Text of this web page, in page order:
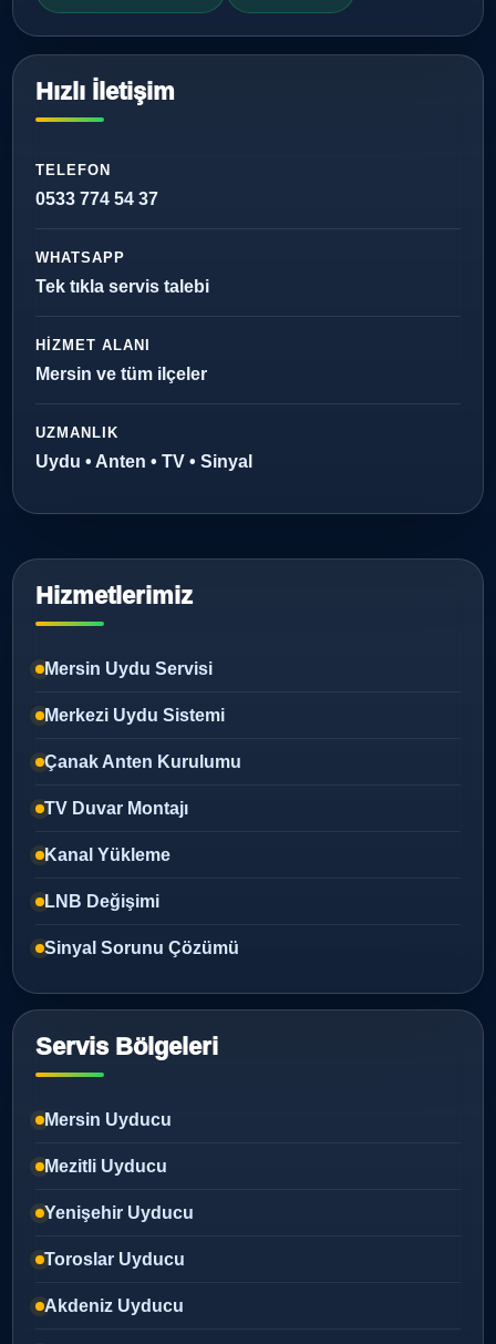
Hızlı İletişim
TELEFON
0533 774 54 37
WHATSAPP
Tek tıkla servis talebi
HIZMET ALANI
Mersin ve tüm ilçeler
UZMANLIK
Uydu • Anten • TV • Sinyal
Hizmetlerimiz
Mersin Uydu Servisi
Merkezi Uydu Sistemi
Çanak Anten Kurulumu
TV Duvar Montajı
Kanal Yükleme
LNB Değişimi
Sinyal Sorunu Çözümü
Servis Bölgeleri
Mersin Uyducu
Mezitli Uyducu
Yenişehir Uyducu
Toroslar Uyducu
Akdeniz Uyducu